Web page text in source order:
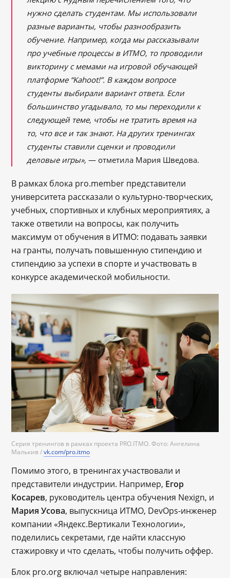
нужно сделать студентам. Мы использовали
разные варианты, чтобы разнообразить
обучение. Например, когда мы рассказывали
про учебные процессы в ИТМО, то проводили
викторину с мемами на игровой обучающей
платформе “Kahoot!”. В каждом вопросе
студенты выбирали вариант ответа. Если
большинство угадывало, то мы переходили к
следующей теме, чтобы не тратить время на
то, что все и так знают. На других тренингах
студенты ставили сценки и проводили
деловые игры», — отметила Мария Шведова.
В рамках блока pro.member представители
университета рассказали о культурно-творческих,
учебных, спортивных и клубных мероприятиях, а
также ответили на вопросы, как получить
максимум от обучения в ИТМО: подавать заявки
на гранты, получать повышенную стипендию и
стипендию за успехи в спорте и участвовать в
конкурсе академической мобильности.
Серия тренингов в рамках проекта PRO.ITMO. Фото: Ангелина
Малькив /vk.com/pro.itmo
Помимо этого, в тренингах участвовали и
представители индустрии. Например, Егор
Косарев, руководитель центра обучения Nexign, и
Мария Усова, выпускница ИТМО, DevOps-инженер
компании «Яндекс.Вертикали Технологии»,
поделились секретами, где найти классную
стажировку и что сделать, чтобы получить оффер.
Блок pro.org включал четыре направления: